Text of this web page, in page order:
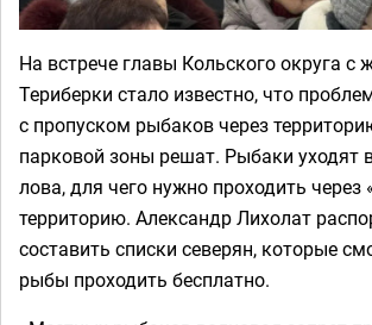
На встрече главы Кольского округа с
Териберки стало известно, что
с пропуском рыбаков через
парковой зоны решат. Рыбаки уходят
лова, для чего нужно проходить через
территорию. Александр Лихолат
составить списки северян, которые
рыбы проходить бесплатно.